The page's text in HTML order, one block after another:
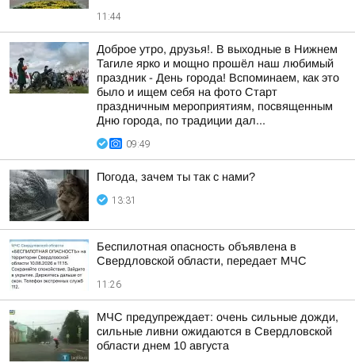
11:44
Доброе утро, друзья!. В выходные в Нижнем
Тагиле ярко и мощно прошёл наш любимый
праздник - День города! Вспоминаем, как это
было и ищем себя на фото Cтарт
праздничным мероприятиям, посвященным
Дню города, по традиции дал...
09:49
Погода, зачем ты так с нами?
13:31
Беспилотная опасность объявлена в
Свердловской области, передает МЧС
11:26
МЧС предупреждает: очень сильные дожди,
сильные ливни ожидаются в Свердловской
области днем 10 августа